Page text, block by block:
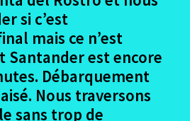
primitif
en 2016
Ouvrir
menu
2017
Ouvrir
si c’est
mais ce n’est
Santander est encore
Débarquement
Nous traversons
sans trop de